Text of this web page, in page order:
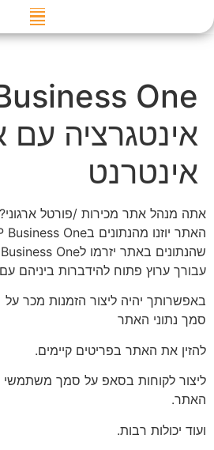
One
אינטגרציה עם
אינטרנט
אתה מנהל אתר מכירות /פורטל
עבורך ערוץ פתוח להידברות ביניהם עם B1+ Connector.
באפשרותך יהיה ליצור הזמנות מכר על
סמך נתוני האתר
להזין את האתר בפריטים קיימים.
ליצור לקוחות בסאפ על סמך משתמשי
האתר.
ועוד יכולות רבות.